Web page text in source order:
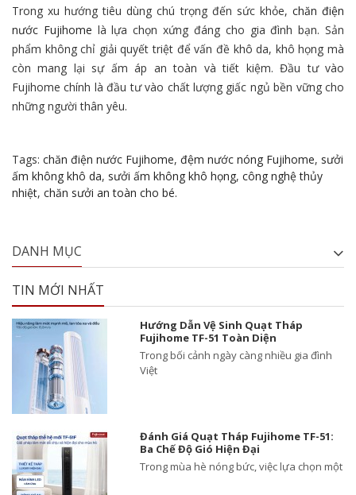
Trong xu hướng tiêu dùng chú trọng đến sức khỏe, chăn điện
nước Fujihome là lựa chọn xứng đáng cho gia đình bạn. Sản
phẩm không chỉ giải quyết triệt để vấn đề khô da, khô họng mà
còn mang lại sự ấm áp an toàn và tiết kiệm. Đầu tư vào
Fujihome chính là đầu tư vào chất lượng giấc ngủ bền vững cho
những người thân yêu.
Tags: chăn điện nước Fujihome, đệm nước nóng Fujihome, sưởi
ấm không khô da, sưởi ấm không khô họng, công nghệ thủy
nhiệt, chăn sưởi an toàn cho bé.
DANH MỤC
TIN MỚI NHẤT
Hướng Dẫn Vệ Sinh Quạt Tháp
Fujihome TF-51 Toàn Diện
Trong bối cảnh ngày càng nhiều gia đình
Việt
Đánh Giá Quạt Tháp Fujihome TF-51:
Ba Chế Độ Gió Hiện Đại
Trong mùa hè nóng bức, việc lựa chọn một